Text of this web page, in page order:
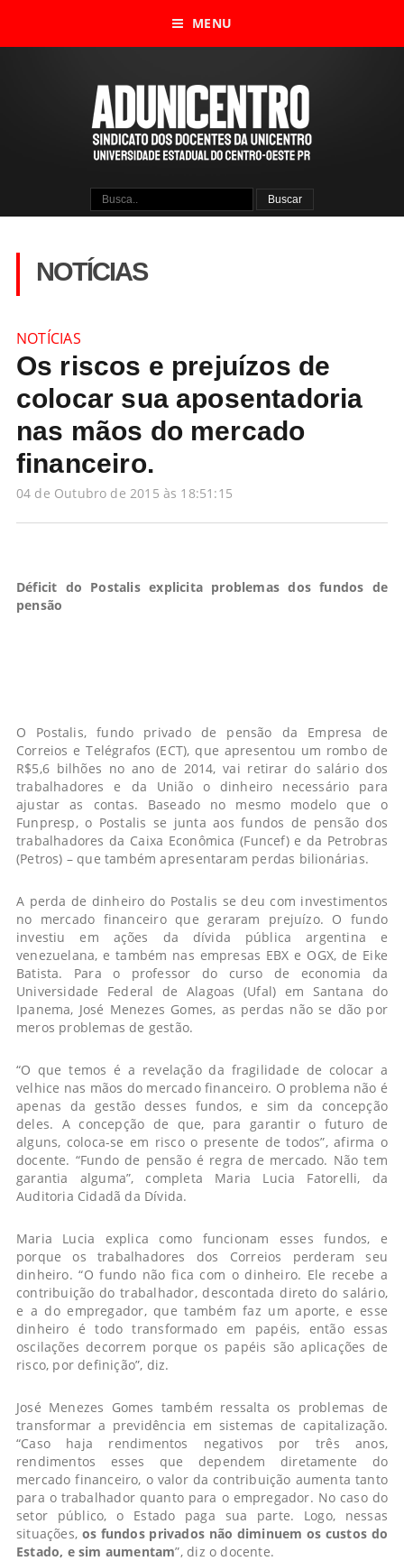
MENU
NOTÍCIAS
NOTÍCIAS
Os riscos e prejuízos de
colocar sua aposentadoria
nas mãos do mercado
financeiro.
04 de Outubro de 2015 às 18:51:15
Déficit do Postalis explicita problemas dos fundos de
pensão
O Postalis, fundo privado de pensão da Empresa de
Correios e Telégrafos (ECT), que apresentou um rombo de
R$5,6 bilhões no ano de 2014, vai retirar do salário dos
trabalhadores e da União o dinheiro necessário para
ajustar as contas. Baseado no mesmo modelo que o
Funpresp, o Postalis se junta aos fundos de pensão dos
trabalhadores da Caixa Econômica (Funcef) e da Petrobras
(Petros) – que também apresentaram perdas bilionárias.
A perda de dinheiro do Postalis se deu com investimentos
no mercado financeiro que geraram prejuízo. O fundo
investiu em ações da dívida pública argentina e
venezuelana, e também nas empresas EBX e OGX, de Eike
Batista. Para o professor do curso de economia da
Universidade Federal de Alagoas (Ufal) em Santana do
Ipanema, José Menezes Gomes, as perdas não se dão por
meros problemas de gestão.
“O que temos é a revelação da fragilidade de colocar a
velhice nas mãos do mercado financeiro. O problema não é
apenas da gestão desses fundos, e sim da concepção
deles. A concepção de que, para garantir o futuro de
alguns, coloca-se em risco o presente de todos”, afirma o
docente. “Fundo de pensão é regra de mercado. Não tem
garantia alguma”, completa Maria Lucia Fatorelli, da
Auditoria Cidadã da Dívida.
Maria Lucia explica como funcionam esses fundos, e
porque os trabalhadores dos Correios perderam seu
dinheiro. “O fundo não fica com o dinheiro. Ele recebe a
contribuição do trabalhador, descontada direto do salário,
e a do empregador, que também faz um aporte, e esse
dinheiro é todo transformado em papéis, então essas
oscilações decorrem porque os papéis são aplicações de
risco, por definição”, diz.
José Menezes Gomes também ressalta os problemas de
transformar a previdência em sistemas de capitalização.
“Caso haja rendimentos negativos por três anos,
rendimentos esses que dependem diretamente do
mercado financeiro, o valor da contribuição aumenta tanto
para o trabalhador quanto para o empregador. No caso do
setor público, o Estado paga sua parte. Logo, nessas
situações, os fundos privados não diminuem os custos do
Estado, e sim aumentam”, diz o docente.